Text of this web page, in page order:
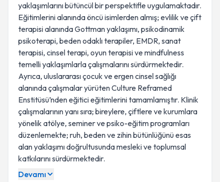
yaklaşımlarını bütüncül bir perspektifle uygulamaktadır.
Eğitimlerini alanında öncü isimlerden almış; evlilik ve çift
terapisi alanında Gottman yaklaşımı, psikodinamik
psikoterapi, beden odaklı terapiler, EMDR, sanat
terapisi, cinsel terapi, oyun terapisi ve mindfulness
temelli yaklaşımlarla çalışmalarını sürdürmektedir.
Ayrıca, uluslararası çocuk ve ergen cinsel sağlığı
alanında çalışmalar yürüten Culture Reframed
Enstitüsü’nden eğitici eğitimlerini tamamlamıştır. Klinik
çalışmalarının yanı sıra; bireylere, çiftlere ve kurumlara
yönelik atölye, seminer ve psiko-eğitim programları
düzenlemekte; ruh, beden ve zihin bütünlüğünü esas
alan yaklaşımı doğrultusunda mesleki ve toplumsal
katkılarını sürdürmektedir.
Devamı